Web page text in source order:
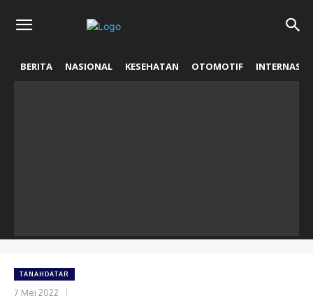
BERITA NASIONAL KESEHATAN OTOMOTIF
TANAHDATAR
7 Mei 2022